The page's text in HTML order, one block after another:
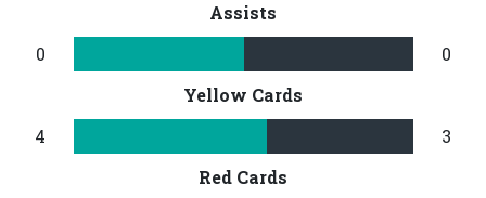
Assists
0
0
Yellow Cards
4
3
Red Cards